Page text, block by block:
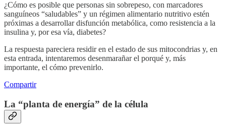
¿Cómo es posible que personas sin sobrepeso, con marcadores
sanguíneos “saludables” y un régimen alimentario nutritivo estén
próximas a desarrollar disfunción metabólica, como resistencia a la
insulina y, por esa vía, diabetes?
La respuesta pareciera residir en el estado de sus mitocondrias y, en
esta entrada, intentaremos desenmarañar el porqué y, más
importante, el cómo prevenirlo.
Compartir
La “planta de energía” de la célula